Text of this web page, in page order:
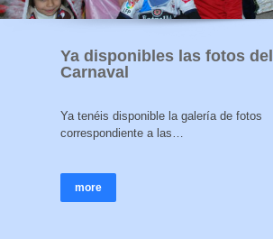
Ya disponibles las fotos del
Carnaval
Ya tenéis disponible la galería de fotos
correspondiente a las…
more